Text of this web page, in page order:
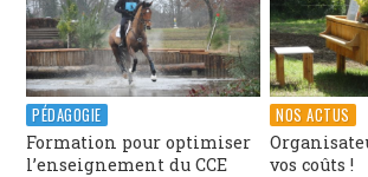
PÉDAGOGIE
Formation pour optimiser
l’enseignement du CCE
NOS ACTUS
vos coûts !